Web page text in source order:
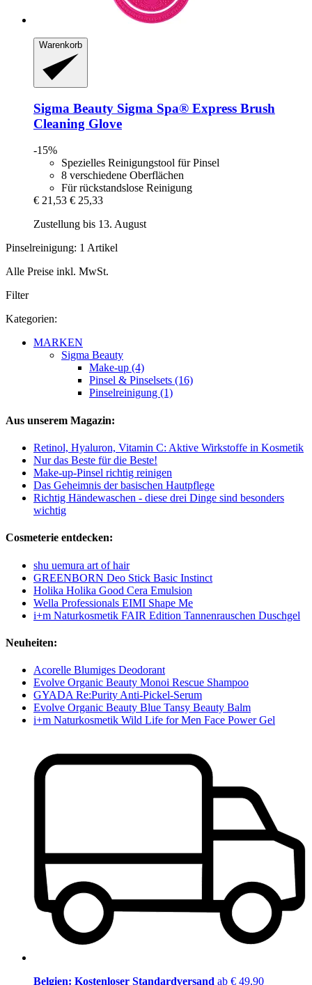
Warenkorb
Sigma Beauty Sigma Spa® Express Brush
Cleaning Glove
-15%
Spezielles Reinigungstool für Pinsel
8 verschiedene Oberflächen
Für rückstandslose Reinigung
€ 21,53 € 25,33
Zustellung bis 13. August
Pinselreinigung: 1 Artikel
Alle Preise inkl. MwSt.
Filter
Kategorien:
MARKEN
Sigma Beauty
Make-up (4)
Pinsel & Pinselsets (16)
Pinselreinigung (1)
Aus unserem Magazin:
Retinol, Hyaluron, Vitamin C: Aktive Wirkstoffe in Kosmetik
Nur das Beste für die Beste!
Make-up-Pinsel richtig reinigen
Das Geheimnis der basischen Hautpflege
Richtig Händewaschen - diese drei Dinge sind besonders
wichtig
Cosmeterie entdecken:
shu uemura art of hair
GREENBORN Deo Stick Basic Instinct
Holika Holika Good Cera Emulsion
Wella Professionals EIMI Shape Me
i+m Naturkosmetik FAIR Edition Tannenrauschen Duschgel
Neuheiten:
Acorelle Blumiges Deodorant
Evolve Organic Beauty Monoi Rescue Shampoo
GYADA Re:Purity Anti-Pickel-Serum
Evolve Organic Beauty Blue Tansy Beauty Balm
i+m Naturkosmetik Wild Life for Men Face Power Gel
Belgien: Kostenloser Standardversand ab € 49,90